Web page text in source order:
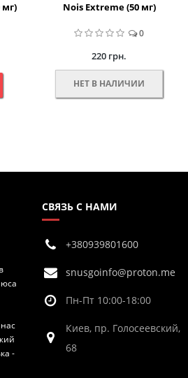
Nois Extreme (50 мг)
0
220 грн.
НЕТ В НАЛИЧИИ
-
СВЯЗЬ С НАМИ
+380939801600
snusgoinfo@proton.me
Пн-Пт 10:00-18:00
Киев, пр. Голосеевский,
68